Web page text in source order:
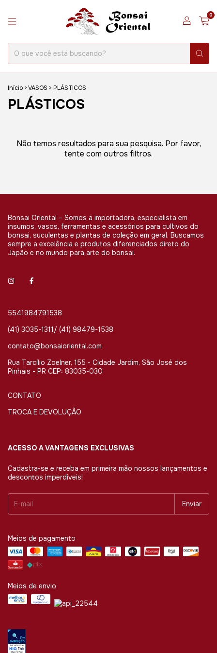
0
Início >VASOS > PLÁSTICOS
PLÁSTICOS
Não temos resultados para sua pesquisa. Por favor,
tente com outros filtros.
Bonsai Oriental – Somos a importadora, especialista em
insumos, vasos, ferramentas e acessórios para cultivos do
bonsai, suculentas e plantas de coleção em geral. Buscamos
sempre a excelência e produtos diferenciados direto do
Japão e no mundo para arte do bonsai.
5541984791538
(41) 3035-1311/ (41) 98479-1538
contato@bonsaioriental.com
Rua Tarcílio Zoelner, 155 - Cidade Jardim, São José dos
Pinhais - PR CEP: 83035-030
CONTATO
TROCA E DEVOLUÇÃO
ACESSO A VANTAGENS EXCLUSIVAS
Cadastra-se e receba em primeira mão nossos lançamentos e
descontos imperdiveis!
Meios de pagamento
Meios de envio